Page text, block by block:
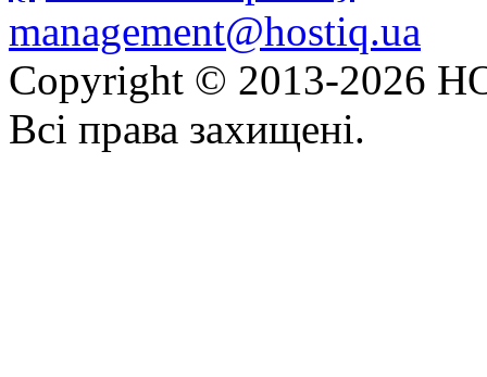
management@hostiq.ua
Copyright © 2013-2026
Всі права захищені.